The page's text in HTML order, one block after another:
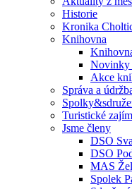
Historie
Kronika
Knihovna
Novinky
Akce
Správa a
Turistické
Jsme členy
DSO
DSO
MAS
Spolek